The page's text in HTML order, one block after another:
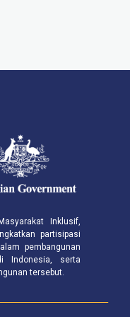
Inklusif,
partisipasi
pembangunan
Indonesia, serta
tersebut.